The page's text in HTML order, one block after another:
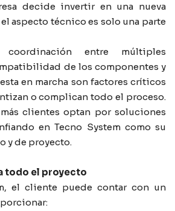
decide invertir en una nueva
aspecto técnico es solo una parte
entre múltiples
de los componentes y
en marcha son factores críticos
o complican todo el proceso.
clientes optan por soluciones
en Tecno System como su
y de proyecto.
todo el proyecto
el cliente puede contar con un